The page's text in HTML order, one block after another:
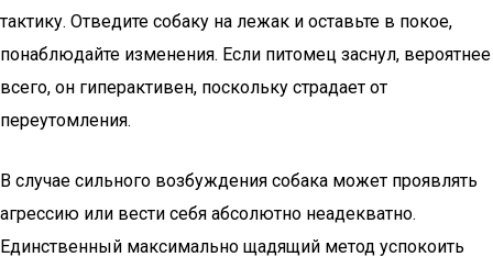
тактику. Отведите собаку на лежак и оставьте в покое,
понаблюдайте изменения. Если питомец заснул, вероятнее
всего, он гиперактивен, поскольку страдает от
переутомления.
В случае сильного возбуждения собака может проявлять
агрессию или вести себя абсолютно неадекватно.
Единственный максимально щадящий метод успокоить